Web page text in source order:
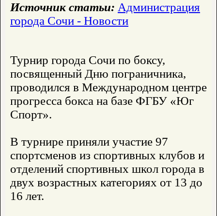
Источник статьи: Администрация
города Сочи - Новости
Турнир города Сочи по боксу,
посвященный Дню пограничника,
проводился в Международном центре
прогресса бокса на базе ФГБУ «Юг
Спорт».
В турнире приняли участие 97
спортсменов из спортивных клубов и
отделений спортивных школ города в
двух возрастных категориях от 13 до
16 лет.